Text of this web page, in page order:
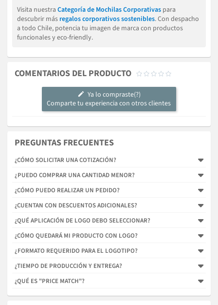
Visita nuestra Categoría de Mochilas Corporativas para
descubrir más regalos corporativos sostenibles. Con despacho
a todo Chile, potencia tu imagen de marca con productos
funcionales y eco-friendly.
COMENTARIOS DEL PRODUCTO     
Ya lo compraste(?)
Comparte tu experiencia con otros clientes
PREGUNTAS FRECUENTES
¿CÓMO SOLICITAR UNA COTIZACIÓN?
¿PUEDO COMPRAR UNA CANTIDAD MENOR?
¿CÓMO PUEDO REALIZAR UN PEDIDO?
¿CUENTAN CON DESCUENTOS ADICIONALES?
¿QUÉ APLICACIÓN DE LOGO DEBO SELECCIONAR?
¿CÓMO QUEDARÁ MI PRODUCTO CON LOGO?
¿FORMATO REQUERIDO PARA EL LOGOTIPO?
¿TIEMPO DE PRODUCCIÓN Y ENTREGA?
¿QUÉ ES "PRICE MATCH"?